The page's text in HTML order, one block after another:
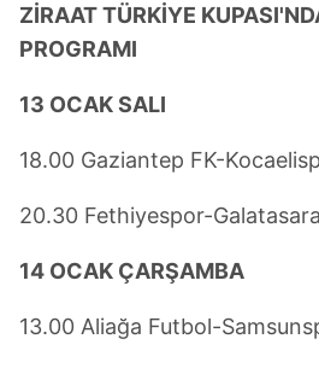
ZİRAAT TÜRKİYE
PROGRAMI
13 OCAK SALI
18.00 Gaziantep FK-
20.30 Fethiyespor-
14 OCAK ÇARŞAMBA
13.00 Aliağa Futbol-